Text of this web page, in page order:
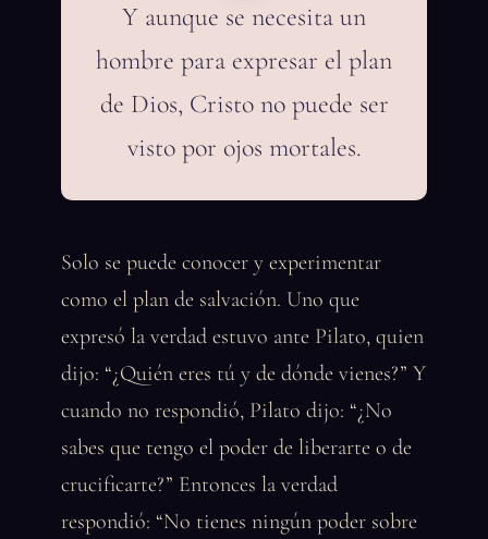
Y aunque se necesita un
hombre para expresar el plan
de Dios, Cristo no puede ser
visto por ojos mortales.
Solo se puede conocer y experimentar
como el plan de salvación. Uno que
expresó la verdad estuvo ante Pilato, quien
dijo: “¿Quién eres tú y de dónde vienes?” Y
cuando no respondió, Pilato dijo: “¿No
sabes que tengo el poder de liberarte o de
crucificarte?” Entonces la verdad
respondió: “No tienes ningún poder sobre